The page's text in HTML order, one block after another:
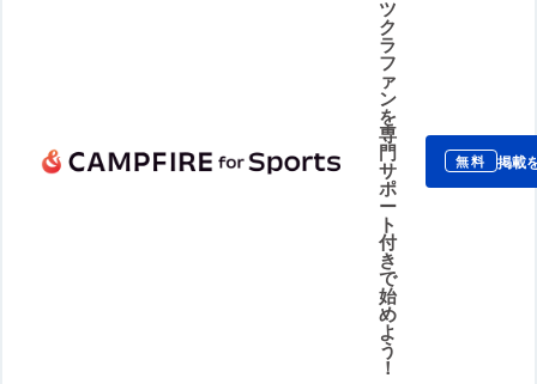
ツ
ク
ラ
フ
ァ
ン
を
専
門
サ
ポ
ー
ト
付
き
で
始
め
よ
う
！
無料 掲載